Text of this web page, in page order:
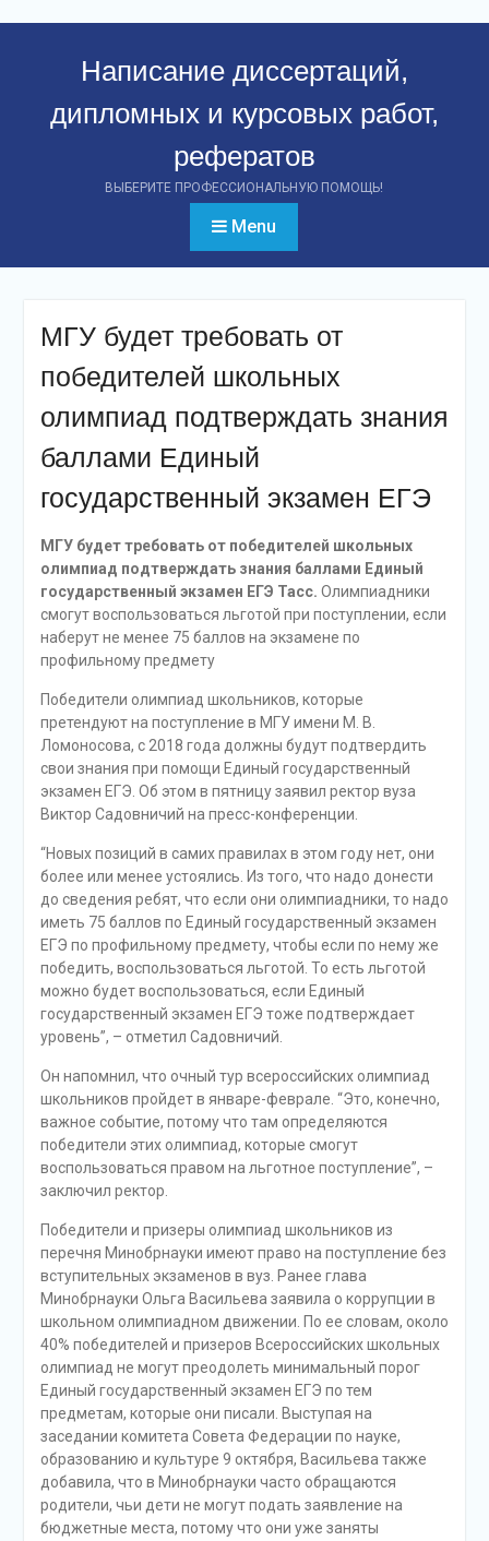
Написание диссертаций,
дипломных и курсовых работ,
рефератов
ВЫБЕРИТЕ ПРОФЕССИОНАЛЬНУЮ ПОМОЩЬ!
Menu
МГУ будет требовать от
победителей школьных
олимпиад подтверждать знания
баллами Единый
государственный экзамен ЕГЭ
МГУ будет требовать от победителей школьных
олимпиад подтверждать знания баллами Единый
государственный экзамен ЕГЭ Тасс. Олимпиадники
смогут воспользоваться льготой при поступлении, если
наберут не менее 75 баллов на экзамене по
профильному предмету
Победители олимпиад школьников, которые
претендуют на поступление в МГУ имени М. В.
Ломоносова, с 2018 года должны будут подтвердить
свои знания при помощи Единый государственный
экзамен ЕГЭ. Об этом в пятницу заявил ректор вуза
Виктор Садовничий на пресс-конференции.
“Новых позиций в самих правилах в этом году нет, они
более или менее устоялись. Из того, что надо донести
до сведения ребят, что если они олимпиадники, то надо
иметь 75 баллов по Единый государственный экзамен
ЕГЭ по профильному предмету, чтобы если по нему же
победить, воспользоваться льготой. То есть льготой
можно будет воспользоваться, если Единый
государственный экзамен ЕГЭ тоже подтверждает
уровень”, – отметил Садовничий.
Он напомнил, что очный тур всероссийских олимпиад
школьников пройдет в январе-феврале. “Это, конечно,
важное событие, потому что там определяются
победители этих олимпиад, которые смогут
воспользоваться правом на льготное поступление”, –
заключил ректор.
Победители и призеры олимпиад школьников из
перечня Минобрнауки имеют право на поступление без
вступительных экзаменов в вуз. Ранее глава
Минобрнауки Ольга Васильева заявила о коррупции в
школьном олимпиадном движении. По ее словам, около
40% победителей и призеров Всероссийских школьных
олимпиад не могут преодолеть минимальный порог
Единый государственный экзамен ЕГЭ по тем
предметам, которые они писали. Выступая на
заседании комитета Совета Федерации по науке,
образованию и культуре 9 октября, Васильева также
добавила, что в Минобрнауки часто обращаются
родители, чьи дети не могут подать заявление на
бюджетные места, потому что они уже заняты